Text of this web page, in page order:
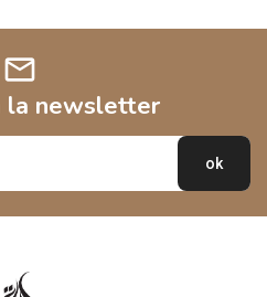
mail
la newsletter